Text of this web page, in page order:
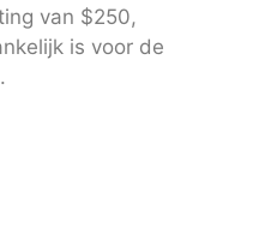
van $250,
is voor de